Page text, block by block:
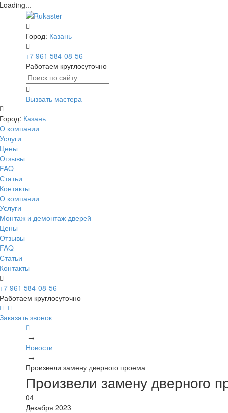
Loading...
Город: Казань
+7 961 584-08-56
Работаем круглосуточно
Вызвать мастера
Город: Казань
О компании
Услуги
Цены
Отзывы
FAQ
Статьи
Контакты
О компании
Услуги
Монтаж и демонтаж дверей
Цены
Отзывы
FAQ
Статьи
Контакты
+7 961 584-08-56
Работаем круглосуточно
Заказать звонок
→
Новости
→
Произвели замену дверного проема
Произвели замену дверного
04
Декабря 2023